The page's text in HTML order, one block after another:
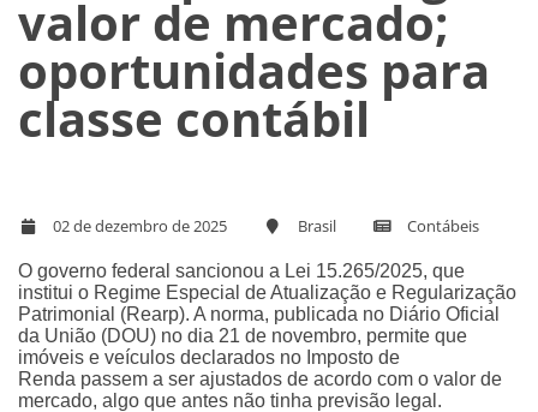
valor de mercado;
oportunidades para
classe contábil
02 de dezembro de 2025 Brasil Contábeis
O governo federal sancionou a Lei 15.265/2025, que
institui o Regime Especial de Atualização e Regularização
Patrimonial (Rearp). A norma, publicada no Diário Oficial
da União (DOU) no dia 21 de novembro, permite que
imóveis e veículos declarados no Imposto de
Renda passem a ser ajustados de acordo com o valor de
mercado, algo que antes não tinha previsão legal.